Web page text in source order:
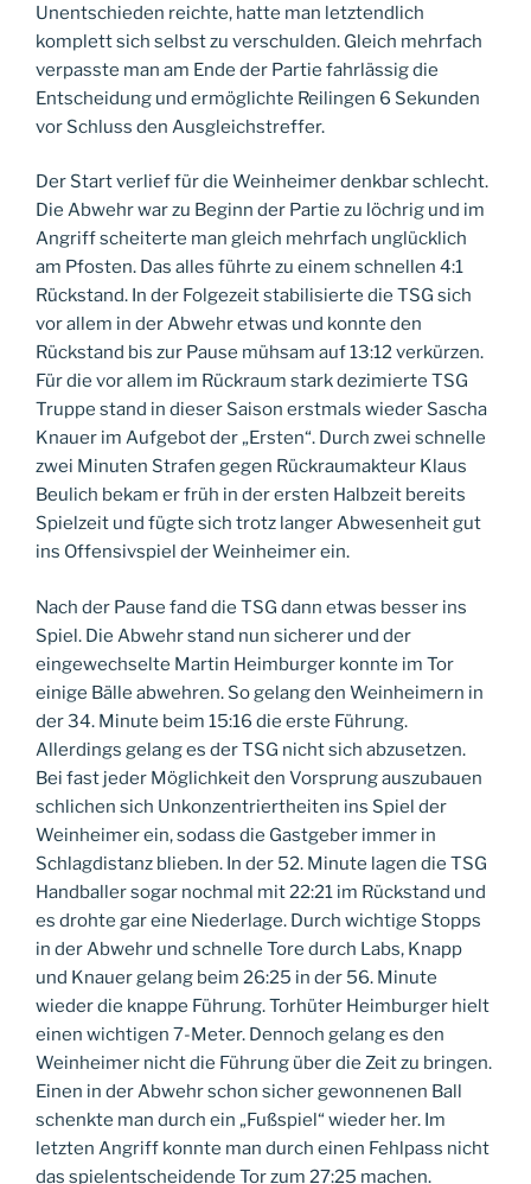
Unentschieden reichte, hatte man letztendlich
komplett sich selbst zu verschulden. Gleich mehrfach
verpasste man am Ende der Partie fahrlässig die
Entscheidung und ermöglichte Reilingen 6 Sekunden
vor Schluss den Ausgleichstreffer.
Der Start verlief für die Weinheimer denkbar schlecht.
Die Abwehr war zu Beginn der Partie zu löchrig und im
Angriff scheiterte man gleich mehrfach unglücklich
am Pfosten. Das alles führte zu einem schnellen 4:1
Rückstand. In der Folgezeit stabilisierte die TSG sich
vor allem in der Abwehr etwas und konnte den
Rückstand bis zur Pause mühsam auf 13:12 verkürzen.
Für die vor allem im Rückraum stark dezimierte TSG
Truppe stand in dieser Saison erstmals wieder Sascha
Knauer im Aufgebot der „Ersten“. Durch zwei schnelle
zwei Minuten Strafen gegen Rückraumakteur Klaus
Beulich bekam er früh in der ersten Halbzeit bereits
Spielzeit und fügte sich trotz langer Abwesenheit gut
ins Offensivspiel der Weinheimer ein.
Nach der Pause fand die TSG dann etwas besser ins
Spiel. Die Abwehr stand nun sicherer und der
eingewechselte Martin Heimburger konnte im Tor
einige Bälle abwehren. So gelang den Weinheimern in
der 34. Minute beim 15:16 die erste Führung.
Allerdings gelang es der TSG nicht sich abzusetzen.
Bei fast jeder Möglichkeit den Vorsprung auszubauen
schlichen sich Unkonzentriertheiten ins Spiel der
Weinheimer ein, sodass die Gastgeber immer in
Schlagdistanz blieben. In der 52. Minute lagen die TSG
Handballer sogar nochmal mit 22:21 im Rückstand und
es drohte gar eine Niederlage. Durch wichtige Stopps
in der Abwehr und schnelle Tore durch Labs, Knapp
und Knauer gelang beim 26:25 in der 56. Minute
wieder die knappe Führung. Torhüter Heimburger hielt
einen wichtigen 7-Meter. Dennoch gelang es den
Weinheimer nicht die Führung über die Zeit zu bringen.
Einen in der Abwehr schon sicher gewonnenen Ball
schenkte man durch ein „Fußspiel“ wieder her. Im
letzten Angriff konnte man durch einen Fehlpass nicht
das spielentscheidende Tor zum 27:25 machen.